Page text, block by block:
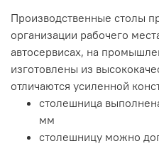
Производственные столы
организации рабочего
автосервисах, на
изготовлены из
отличаются усиленной
столешница
мм
столешницу можно